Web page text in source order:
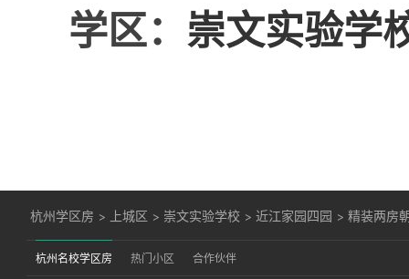
学区： 崇文实验学
杭州学区房 > 上城区 > 崇文实验学校 >近江家园四园 >精装两房
杭州名校学区房 热门小区 合作伙伴